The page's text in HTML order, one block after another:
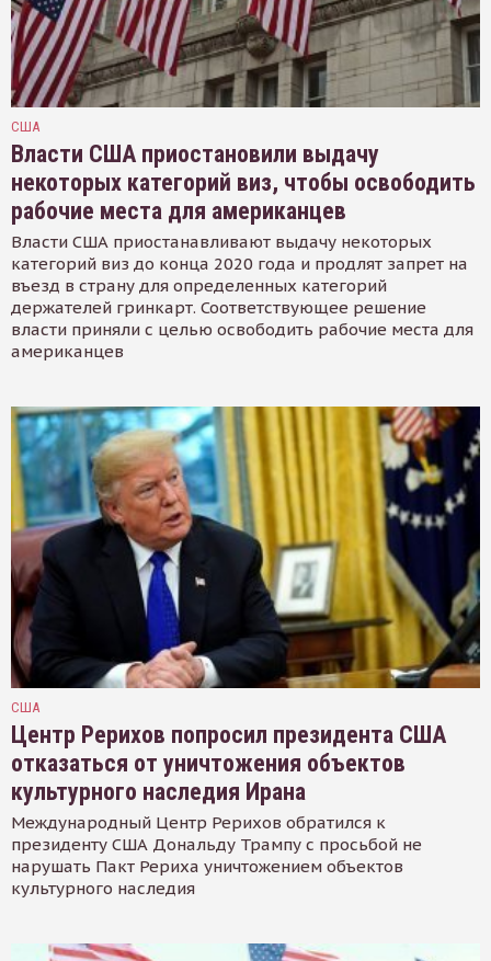
США
Власти США приостановили выдачу
некоторых категорий виз, чтобы освободить
рабочие места для американцев
Власти США приостанавливают выдачу некоторых
категорий виз до конца 2020 года и продлят запрет на
въезд в страну для определенных категорий
держателей гринкарт. Соответствующее решение
власти приняли с целью освободить рабочие места для
американцев
США
Центр Рерихов попросил президента США
отказаться от уничтожения объектов
культурного наследия Ирана
Международный Центр Рерихов обратился к
президенту США Дональду Трампу с просьбой не
нарушать Пакт Рериха уничтожением объектов
культурного наследия